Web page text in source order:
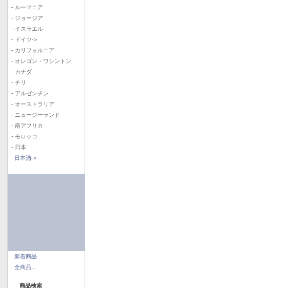
- ルーマニア
- ジョージア
- イスラエル
- ドイツ->
- カリフォルニア
- オレゴン・ワシントン
- カナダ
- チリ
- アルゼンチン
- オーストラリア
- ニュージーランド
- 南アフリカ
- モロッコ
- 日本
日本酒->
新着商品...
全商品...
商品検索